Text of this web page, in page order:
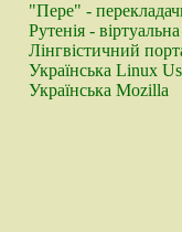
"Пере" -
Рутенія -
Лінгвістичний
Українська Linux
Українська Mozilla